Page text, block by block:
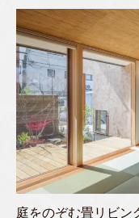
庭をのぞむ畳リビン